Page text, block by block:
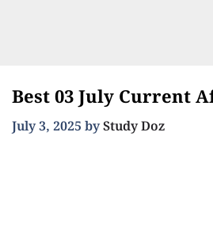
Best 03 July Current
July 3, 2025 byStudy Doz